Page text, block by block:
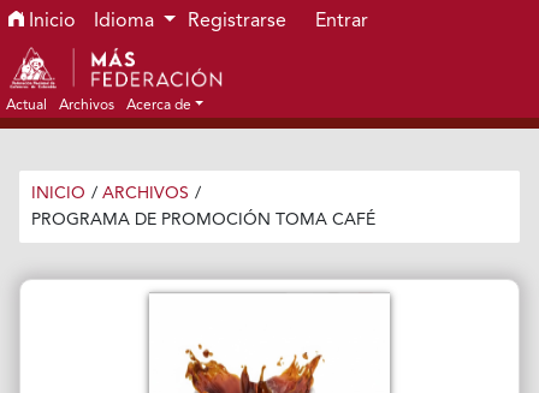
Ir al menú de navegación principal
Ir al contenido principal
Ir al pie de página del sitio
Inicio Idioma Registrarse Entrar
Actual Archivos Acerca de
INICIO / ARCHIVOS /
PROGRAMA DE PROMOCIÓN TOMA CAFÉ